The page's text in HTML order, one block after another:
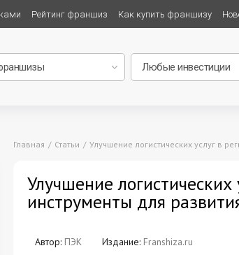
Рейтинг франшиз Как купить франшизу
Главная Статьи Улучшение логистических услуг в
Улучшение логистических
инструменты для
Автор: ПЭК Издание: Franshiza.ru